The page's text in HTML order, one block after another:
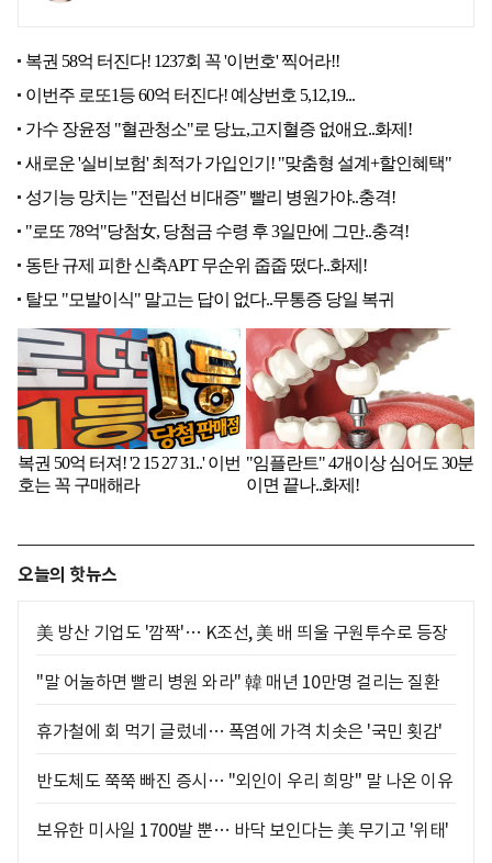
오늘의 핫뉴스
美 방산 기업도 '깜짝'… K조선, 美 배 띄울 구원투수로 등장
"말 어눌하면 빨리 병원 와라" 韓 매년 10만명 걸리는 질환
휴가철에 회 먹기 글렀네… 폭염에 가격 치솟은 '국민 횟감'
반도체도 쭉쭉 빠진 증시… "외인이 우리 희망" 말 나온 이유
보유한 미사일 1700발 뿐… 바닥 보인다는 美 무기고 '위태'